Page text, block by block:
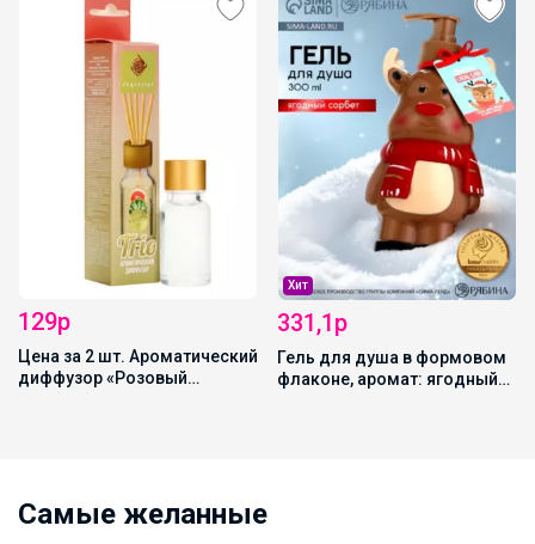
129р
Цена за 2 шт. Ароматический
диффузор «Розовый
Хит
331,1р
Гель для душа в формовом
флаконе, аромат: ягодный
Самые желанные